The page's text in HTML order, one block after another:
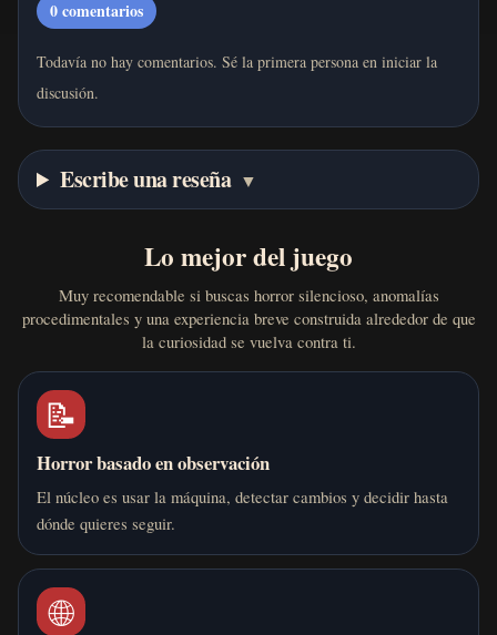
0comentarios
Todavía no hay comentarios. Sé la primera persona en iniciar la
discusión.
Escribe una reseña ▼
Lo mejor del juego
Muy recomendable si buscas horror silencioso, anomalías
procedimentales y una experiencia breve construida alrededor de que
la curiosidad se vuelva contra ti.
📝
Horror basado en observación
El núcleo es usar la máquina, detectar cambios y decidir hasta
dónde quieres seguir.
🌐